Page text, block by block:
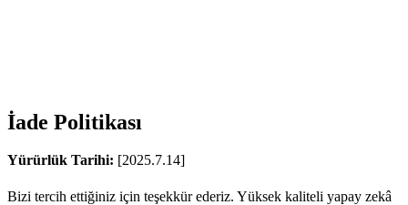
İade Politikası
Yürürlük Tarihi: [2025.7.14]
Bizi tercih ettiğiniz için teşekkür ederiz. Yüksek kaliteli yapay zekâ